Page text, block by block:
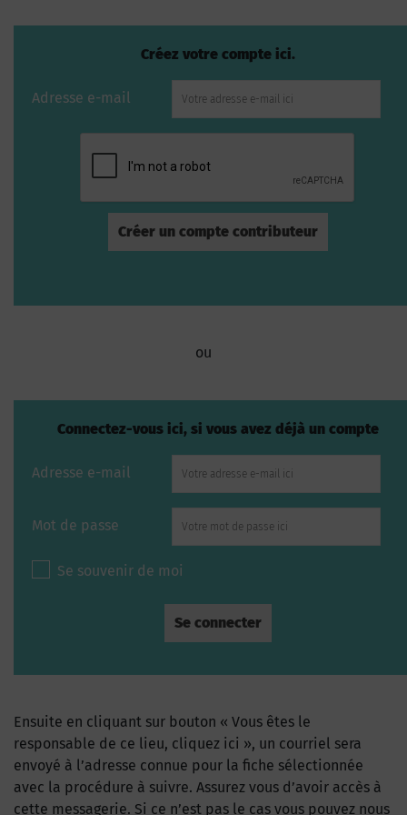
Créez votre compte ici.
Adresse e-mail
ou
Connectez-vous ici, si vous avez déjà un compte
Adresse e-mail
Mot de passe
Se souvenir de moi
Ensuite en cliquant sur bouton « Vous êtes le
responsable de ce lieu, cliquez ici », un courriel sera
envoyé à l’adresse connue pour la fiche sélectionnée
avec la procédure à suivre. Assurez vous d’avoir accès à
cette messagerie. Si ce n’est pas le cas vous pouvez nous